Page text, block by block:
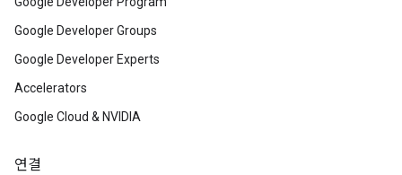
Google Developer Groups
Google Developer Experts
Accelerators
Google Cloud & NVIDIA
연결